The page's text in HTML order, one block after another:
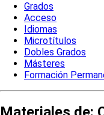
Grados
Acceso
Idiomas
Microtítulos
Dobles Grados
Másteres
Formación